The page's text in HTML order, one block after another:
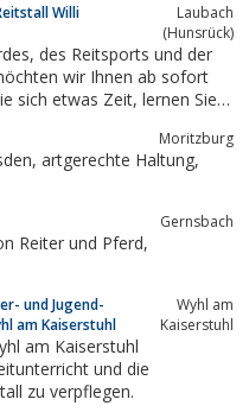
mit jeglichem Kompfort
Willi
Laubach
(Hunsrück)
wir Ihnen ab sofort
Zeit, lernen Sie
Ihnen eine gute
Moritzburg
Gernsbach
und Jugend-
am Kaiserstuhl
Wyhl am
Kaiserstuhl
am Kaiserstuhl
und die
zu verpflegen.